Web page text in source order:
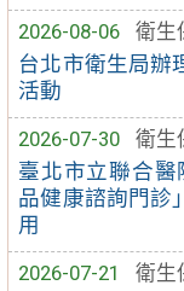
2026-08-06
衛生
台北市衛生局辦
活動
2026-07-30
衛生
臺北市立聯合
品健康諮詢門診
用
2026-07-21
衛生